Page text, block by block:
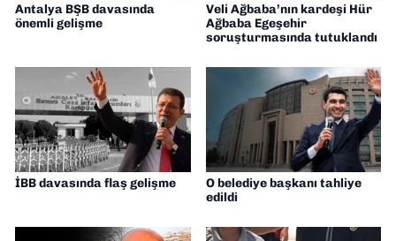
Antalya BŞB davasında
önemli gelişme
Veli Ağbaba’nın kardeşi Hür
Ağbaba Egeşehir
soruşturmasında tutuklandı
İBB davasında flaş gelişme
O belediye başkanı tahliye
edildi